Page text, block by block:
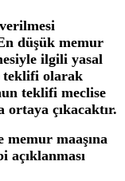
düşük memur
ilgili yasal
teklifi olarak
teklifi meclise
ortaya çıkacaktır.
maaşına
açıklanması